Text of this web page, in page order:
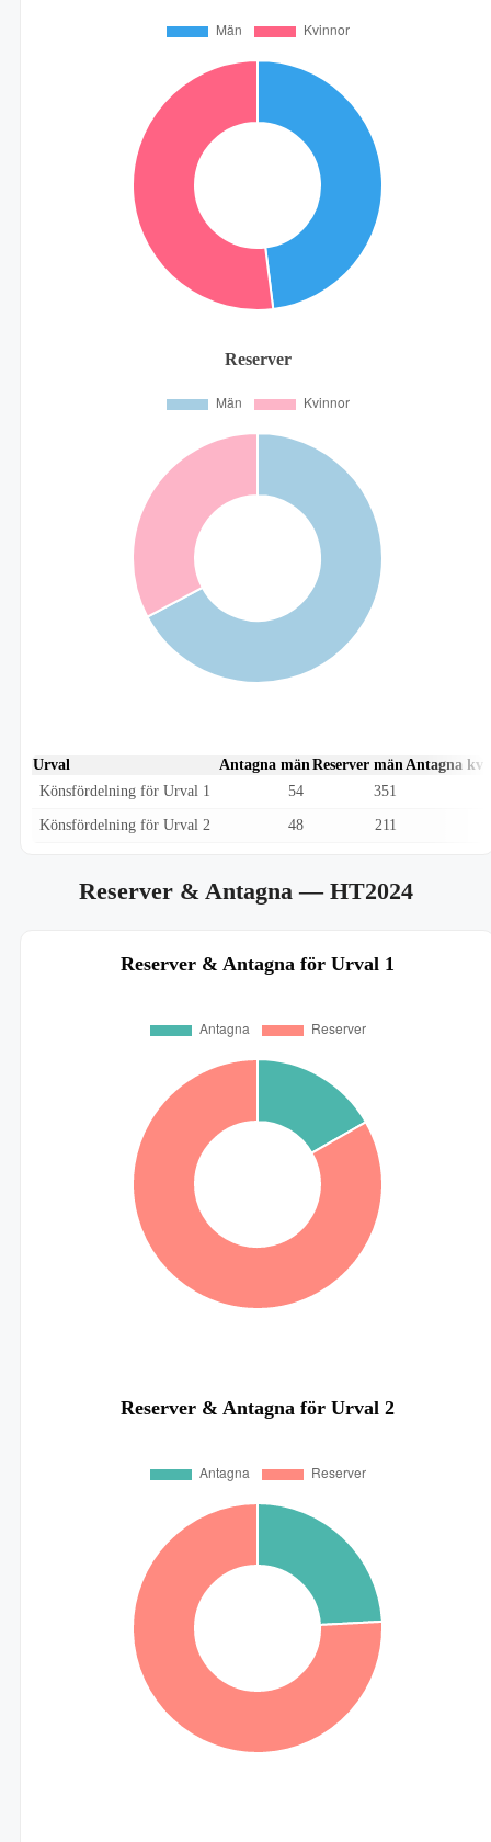
Reserver
Urval Antagna mänReserver mänAntagna
Könsfördelning för Urval 1
54 351
Könsfördelning för Urval 2 48 211
Reserver & Antagna— HT2024
Reserver & Antagna för Urval 1
Reserver & Antagna för Urval 2